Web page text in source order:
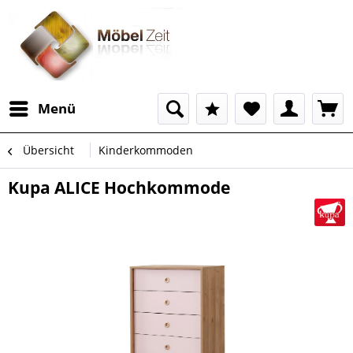
Menü
Übersicht Kinderkommoden
Kupa ALICE Hochkommode